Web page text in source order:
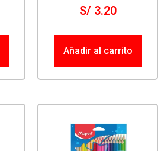
S/3.20
Añadir al carrito